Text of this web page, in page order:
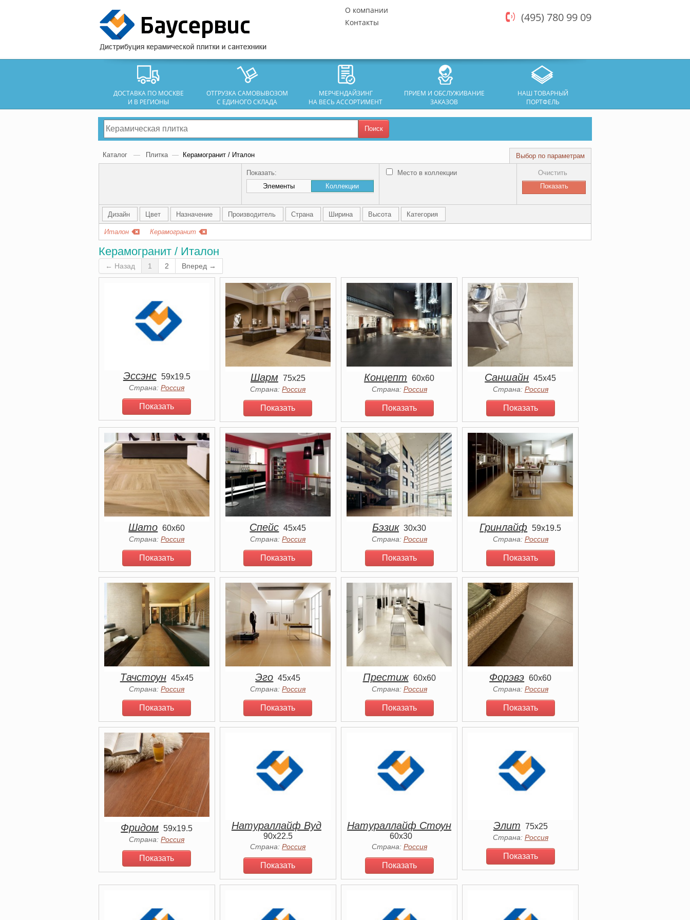
О компании
Контакты
(495) 780 99 09
ДОСТАВКА ПО МОСКВЕ
И В РЕГИОНЫ
ОТГРУЗКА САМОВЫВОЗОМ
С ЕДИНОГО СКЛАДА
МЕРЧЕНДАЙЗИНГ
НА ВЕСЬ АССОРТИМЕНТ
ПРИЕМ И ОБСЛУЖИВАНИЕ
ЗАКАЗОВ
НАШ ТОВАРНЫЙ
ПОРТФЕЛЬ
Поиск
Каталог — Плитка — Керамогранит / Италон Выбор по параметрам
Показать:
Элементы
Коллекции
Место в коллекции Очистить
Дизайн Цвет Назначение Производитель Страна Ширина Высота Категория
Италон Керамогранит
Керамогранит / Италон
← Назад 1 2 Вперед →
Эссэнс 59x19.5
Страна:Россия
Показать
Шарм 75x25
Страна:Россия
Показать
Концепт 60x60
Страна: Россия
Показать
Саншайн 45x45
Страна: Россия
Показать
Шато 60x60
Страна:Россия
Показать
Спейс 45x45
Страна:Россия
Показать
Бэзик 30x30
Страна: Россия
Показать
Гринлайф 59x19.5
Страна: Россия
Показать
Тачстоун 45x45
Страна:Россия
Показать
Эго 45x45
Страна:Россия
Показать
Престиж 60x60
Страна: Россия
Показать
Форэвэ 60x60
Страна: Россия
Показать
Фридом 59x19.5
Страна:Россия
Показать
Натураллайф Вуд
90x22.5
Страна:Россия
Показать
Натураллайф Стоун
60x30
Страна: Россия
Показать
Элит 75x25
Страна: Россия
Показать